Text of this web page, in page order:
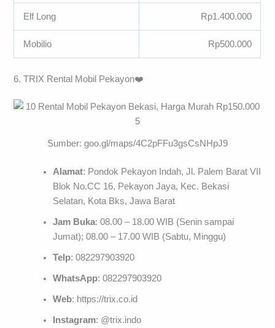
Elf Long Rp1.400.000
Mobilio Rp500.000
6. TRIX Rental Mobil Pekayon❤️
Sumber: goo.gl/maps/4C2pFFu3gsCsNHpJ9
Alamat: Pondok Pekayon Indah, Jl. Palem Barat VII
Blok No.CC 16, Pekayon Jaya, Kec. Bekasi
Selatan, Kota Bks, Jawa Barat
Jam Buka: 08.00 – 18.00 WIB (Senin sampai
Jumat); 08.00 – 17.00 WIB (Sabtu, Minggu)
Telp: 082297903920
WhatsApp: 082297903920
Web: https://trix.co.id
Instagram: @trix.indo